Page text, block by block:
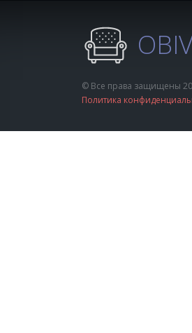
© Все права защищены
Политика